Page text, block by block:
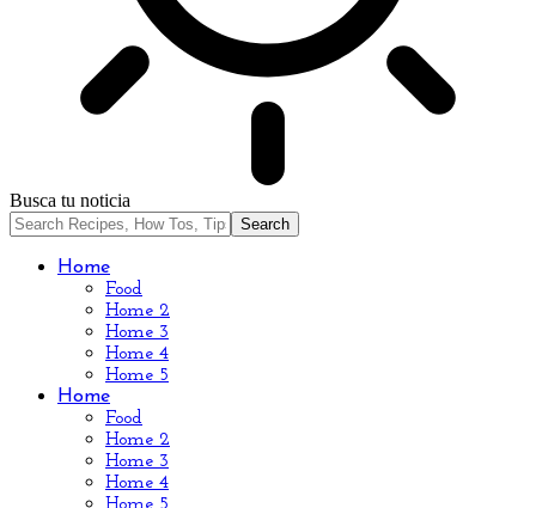
Busca tu noticia
Home
Food
Home 2
Home 3
Home 4
Home 5
Home
Food
Home 2
Home 3
Home 4